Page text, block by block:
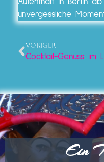
Aufenthalt in Berlin
unvergessliche
VORIGER
Ein